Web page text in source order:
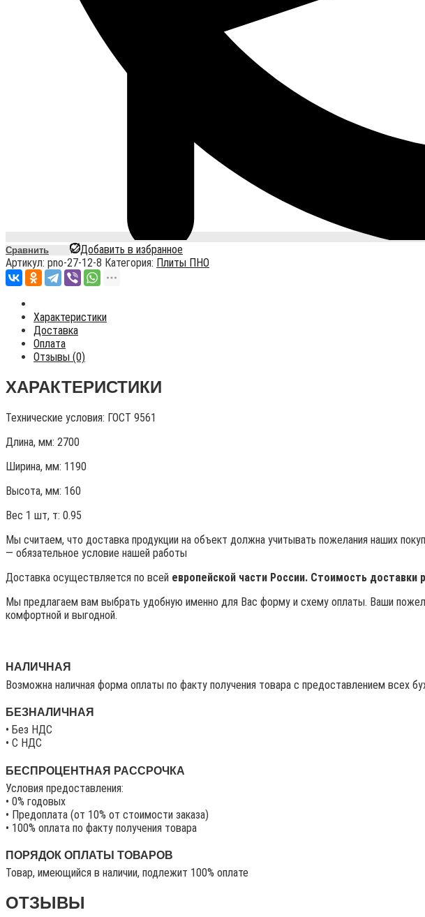
Сравнить
Добавить в избранное
Артикул: pno-27-12-8 Категория: Плиты ПНО
Характеристики
Доставка
Оплата
Отзывы (0)
ХАРАКТЕРИСТИКИ
Технические условия: ГОСТ 9561
Длина, мм: 2700
Ширина, мм: 1190
Высота, мм: 160
Вес 1 шт, т: 0.95
Мы считаем, что доставка продукции на объект должна учитывать пожелания наших
— обязательное условие нашей работы
Доставка осуществляется по всей европейской части России. Стоимость доставки
Мы предлагаем вам выбрать удобную именно для Вас форму и схему оплаты. Ваши
комфортной и выгодной.
НАЛИЧНАЯ
Возможна наличная форма оплаты по факту получения товара с предоставлением всех
БЕЗНАЛИЧНАЯ
• Без НДС
• C НДС
БЕСПРОЦЕНТНАЯ РАССРОЧКА
Условия предоставления:
• 0% годовых
• Предоплата (от 10% от стоимости заказа)
• 100% оплата по факту получения товара
ПОРЯДОК ОПЛАТЫ ТОВАРОВ
Товар, имеющийся в наличии, подлежит 100% оплате
ОТЗЫВЫ